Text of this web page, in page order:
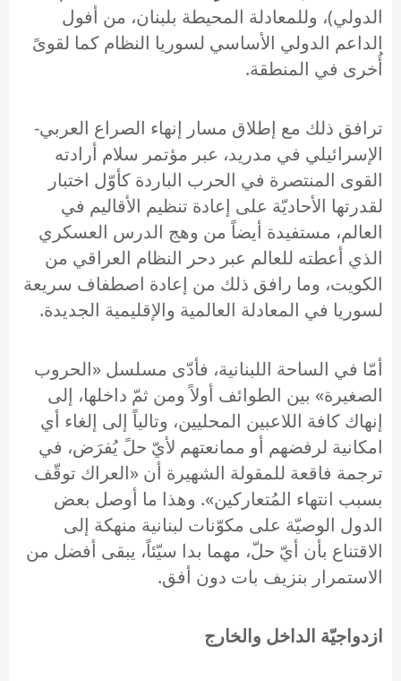
الدولي)، وللمعادلة المحيطة بلبنان، من أفول
الداعم الدولي الأساسي لسوريا النظام كما لقوىً
أُخرى في المنطقة.
ترافق ذلك مع إطلاق مسار إنهاء الصراع العربي-
الإسرائيلي في مدريد، عبر مؤتمر سلام أرادته
القوى المنتصرة في الحرب الباردة كأوّل اختبار
لقدرتها الأحاديّة على إعادة تنظيم الأقاليم في
العالم، مستفيدة أيضاً من وهج الدرس العسكري
الذي أعطته للعالم عبر دحر النظام العراقي من
الكويت، وما رافق ذلك من إعادة اصطفاف سريعة
لسوريا في المعادلة العالمية والإقليمية الجديدة.
أمّا في الساحة اللبنانية، فأدّى مسلسل «الحروب
الصغيرة» بين الطوائف أولاً ومن ثمّ داخلها، إلى
إنهاك كافة اللاعبين المحليين، وتالياً إلى إلغاء أي
امكانية لرفضهم أو ممانعتهم لأيّ حلً يُفرَض، في
ترجمة فاقعة للمقولة الشهيرة أن «العراك توقّف
بسبب انتهاء المُتعاركين». وهذا ما أوصل بعض
الدول الوصيّة على مكوّنات لبنانية منهكة إلى
الاقتناع بأن أيّ حلّ، مهما بدا سيّئاً، يبقى أفضل من
الاستمرار بنزيف بات دون أفق.
ازدواجيّة الداخل والخارج